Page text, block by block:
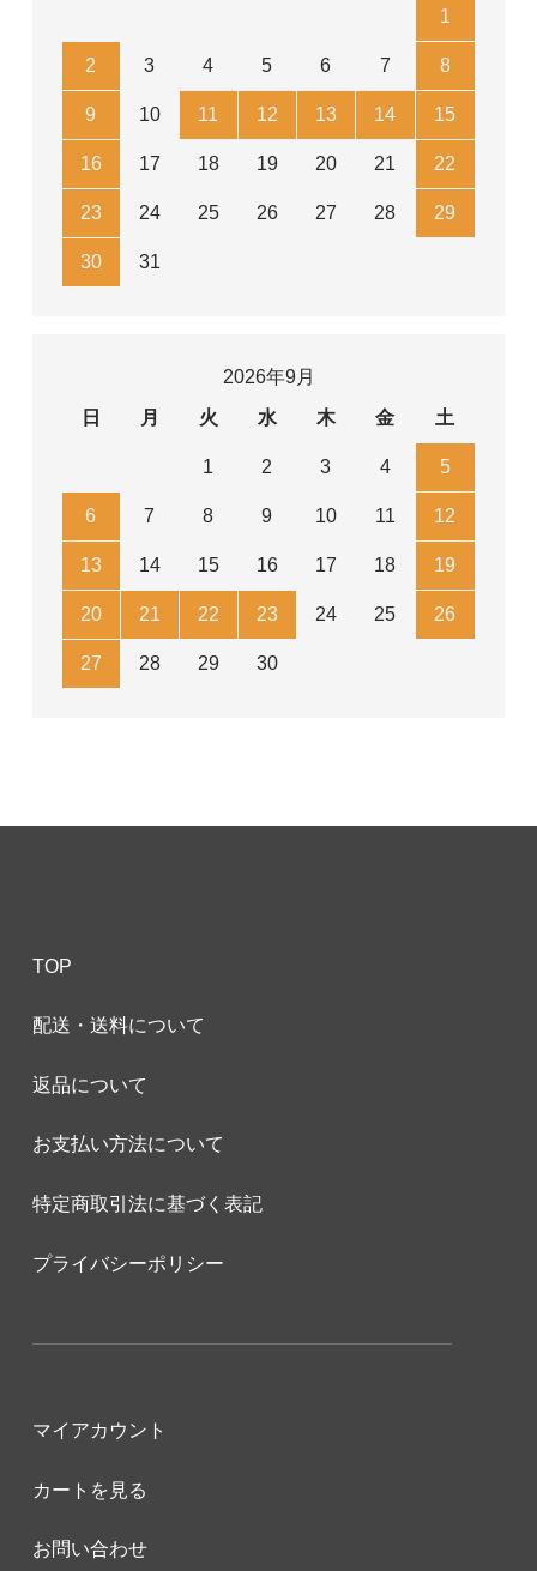
1
2 3 4 5 6 7 8
9 10 11 12 13 14 15
16 17 18 19 20 21 22
23 24 25 26 27 28 29
30 31
2026年9月
日
月 火 水 木 金 土
1 2 3 4 5
6 7 8 9 10 11 12
13 14 15 16 17 18 19
20 21 22 23 24 25 26
27 28 29 30
TOP
配送・送料について
返品について
お支払い方法について
特定商取引法に基づく表記
プライバシーポリシー
マイアカウント
カートを見る
お問い合わせ